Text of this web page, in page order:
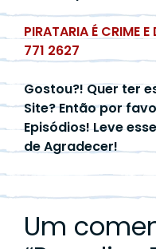
PIRATARIA É CRIME
771 2627
Gostou?! Quer ter
Site? Então por
Episódios! Leve
de Agradecer!
Um